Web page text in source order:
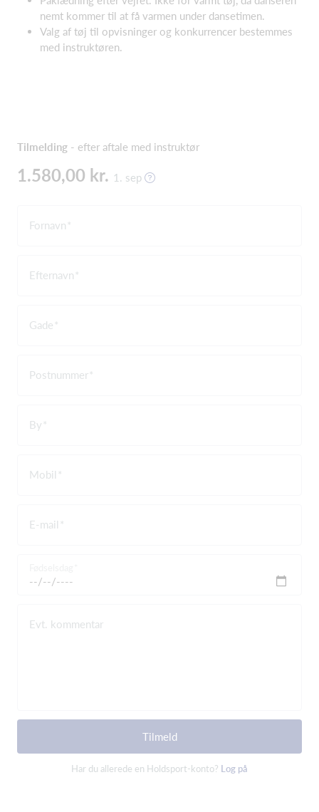
nemt kommer til at få varmen under dansetimen.
Valg af tøj til opvisninger og konkurrencer bestemmes
med instruktøren.
Tilmelding - efter aftale med instruktør
1.580,00 kr. 1. sep
Fornavn
Efternavn
Gade
Postnummer
By
Mobil
E-mail
Evt. kommentar
Tilmeld
Har du allerede en Holdsport-konto? Log på